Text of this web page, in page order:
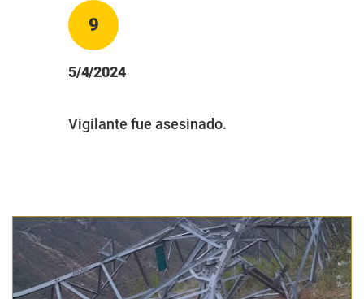
9
5/4/2024
Vigilante fue asesinado.